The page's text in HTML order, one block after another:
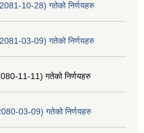
10-28) गतेको निर्णयहरु
03-09) गतेको निर्णयहरु
11-11) गतेको निर्णयहरु
03-09) गतेको निर्णयहरु